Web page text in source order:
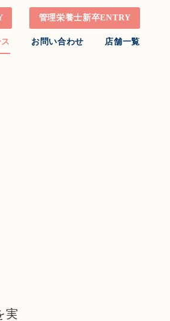
お問い合わせ 店舗一覧
管理栄養士新卒ENTRY
実